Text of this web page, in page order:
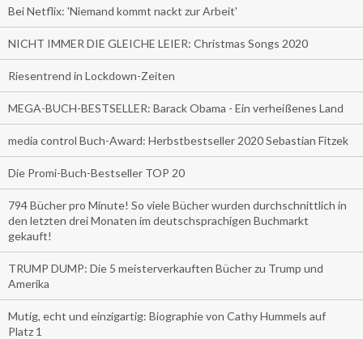
Bei Netflix: 'Niemand kommt nackt zur Arbeit'
NICHT IMMER DIE GLEICHE LEIER: Christmas Songs 2020
Riesentrend in Lockdown-Zeiten
MEGA-BUCH-BESTSELLER: Barack Obama - Ein verheißenes Land
media control Buch-Award: Herbstbestseller 2020 Sebastian Fitzek
Die Promi-Buch-Bestseller TOP 20
794 Bücher pro Minute! So viele Bücher wurden durchschnittlich in
den letzten drei Monaten im deutschsprachigen Buchmarkt
gekauft!
TRUMP DUMP: Die 5 meisterverkauften Bücher zu Trump und
Amerika
Mutig, echt und einzigartig: Biographie von Cathy Hummels auf
Platz 1